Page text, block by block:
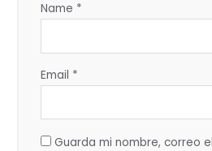
Name *
Email *
Guarda mi nombre, correo